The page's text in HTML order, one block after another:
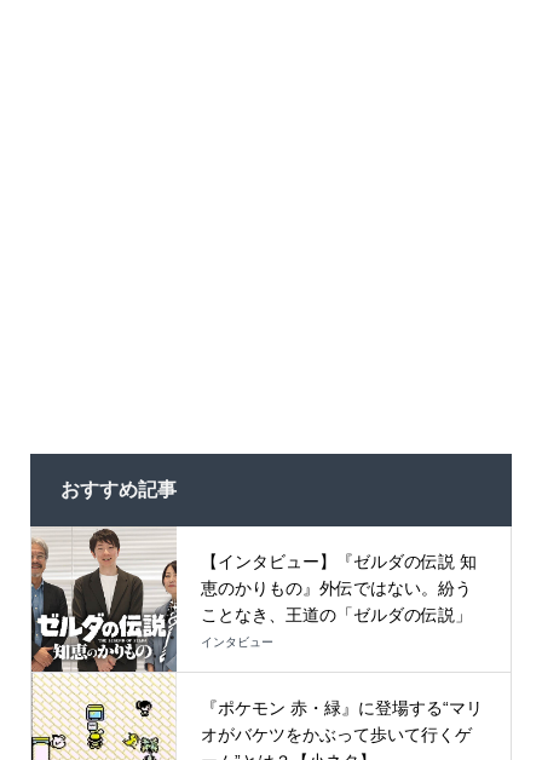
おすすめ記事
【インタビュー】『ゼルダの伝説 知
恵のかりもの』外伝ではない。紛う
ことなき、王道の「ゼルダの伝説」
インタビュー
『ポケモン 赤・緑』に登場する“マリ
オがバケツをかぶって歩いて行くゲ